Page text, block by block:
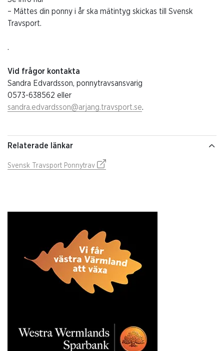
– Mättes din ponny i år ska mätintyg skickas till Svensk
Travsport.
.
Vid frågor kontakta
Sandra Edvardsson, ponnytravsansvarig
0573-638562 eller
sandra.edvardsson@arjang.travsport.se.
Relaterade länkar
Svensk Travsport Ponnytrav